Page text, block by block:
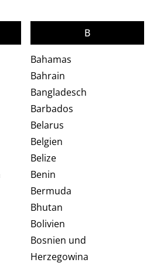
B
Bahamas
Bahrain
Bangladesch
Barbados
Belarus
Belgien
Belize
Benin
Bermuda
Bhutan
Bolivien
Bosnien und
Herzegowina